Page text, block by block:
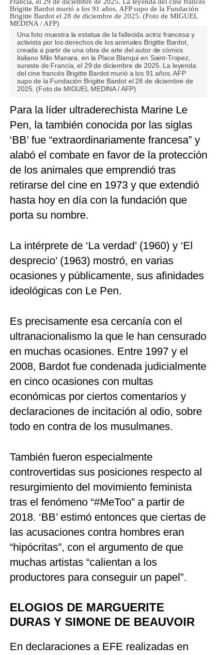
Una foto muestra la estatua de la fallecida actriz francesa y
activista por los derechos de los animales Brigitte Bardot,
creada a partir de una obra de arte del autor de cómics
italiano Milo Manara, en la Place Blanqui en Saint-Tropez,
sureste de Francia, el 29 de diciembre de 2025. La leyenda
del cine francés Brigitte Bardot murió a los 91 años. AFP
supo de la Fundación Brigitte Bardot el 28 de diciembre de
2025. (Foto de MIGUEL MEDINA / AFP)
Para la líder ultraderechista Marine Le
Pen, la también conocida por las siglas
‘BB’ fue “extraordinariamente francesa” y
alabó el combate en favor de la protección
de los animales que emprendió tras
retirarse del cine en 1973 y que extendió
hasta hoy en día con la fundación que
porta su nombre.
La intérprete de ‘La verdad’ (1960) y ‘El
desprecio’ (1963) mostró, en varias
ocasiones y públicamente, sus afinidades
ideológicas con Le Pen.
Es precisamente esa cercanía con el
ultranacionalismo la que le han censurado
en muchas ocasiones. Entre 1997 y el
2008, Bardot fue condenada judicialmente
en cinco ocasiones con multas
económicas por ciertos comentarios y
declaraciones de incitación al odio, sobre
todo en contra de los musulmanes.
También fueron especialmente
controvertidas sus posiciones respecto al
resurgimiento del movimiento feminista
tras el fenómeno “#MeToo” a partir de
2018. ‘BB’ estimó entonces que ciertas de
las acusaciones contra hombres eran
“hipócritas”, con el argumento de que
muchas artistas “calientan a los
productores para conseguir un papel”.
ELOGIOS DE MARGUERITE
DURAS Y SIMONE DE BEAUVOIR
En declaraciones a EFE realizadas en